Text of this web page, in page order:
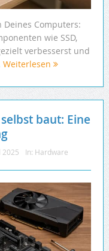
Computers:
wie SSD,
verbesserst und
Weiterlesen
baut: Eine
2025 In: Hardware